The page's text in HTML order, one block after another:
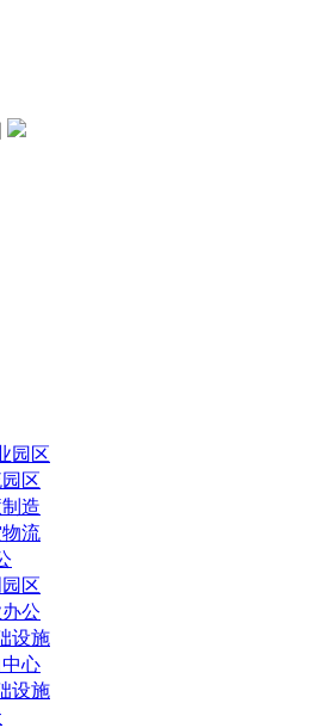
园区
区
造
流
区
公
设施
心
设施